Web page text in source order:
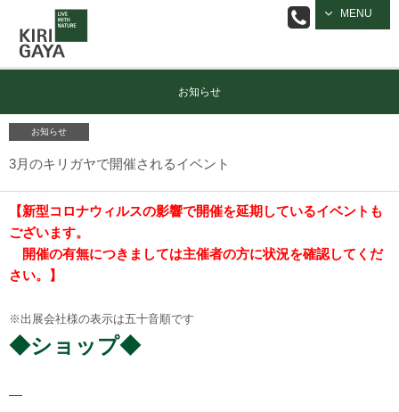
MENU
逗子の工務店
｜キリガヤ
お知らせ
お知らせ
3月のキリガヤで開催されるイベント
【新型コロナウィルスの影響で開催を延期しているイベントも
ございます。
開催の有無につきましては主催者の方に状況を確認してくだ
さい。】
※出展会社様の表示は五十音順です
◆ショップ◆
―